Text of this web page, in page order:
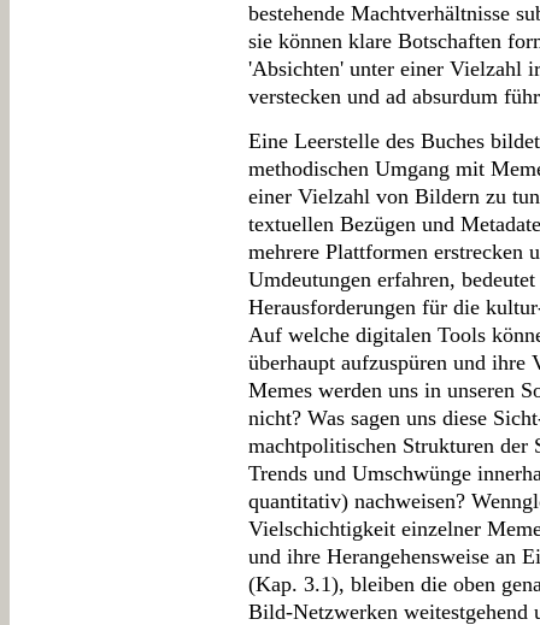
bestehende Machtverhältnisse
sie können klare Botschaften
'Absichten' unter einer Vielzahl
verstecken und ad absurdum
Eine Leerstelle des Buches
methodischen Umgang mit
einer Vielzahl von Bildern zu
textuellen Bezügen und
mehrere Plattformen erstrecken
Umdeutungen erfahren,
Herausforderungen für die
Auf welche digitalen Tools
überhaupt aufzuspüren und ihre
Memes werden uns in unseren
nicht? Was sagen uns diese
machtpolitischen Strukturen der
Trends und Umschwünge
quantitativ) nachweisen?
Vielschichtigkeit einzelner
und ihre Herangehensweise an
(Kap. 3.1), bleiben die oben
Bild-Netzwerken weitestgehend